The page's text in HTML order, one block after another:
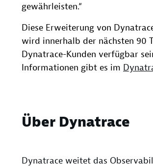
gewährleisten.“
Diese Erweiterung von
wird innerhalb der nächsten 90
Dynatrace-Kunden verfügbar
Informationen gibt es im
Über Dynatrace
Dynatrace weitet das